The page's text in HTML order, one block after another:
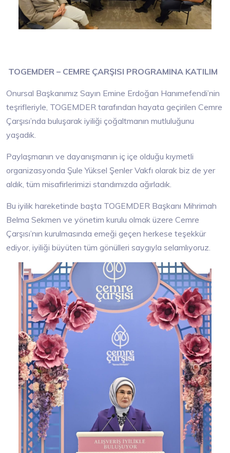
TOGEMDER – CEMRE ÇARŞISI PROGRAMINA KATILIM
Onursal Başkanımız Sayın Emine Erdoğan Hanımefendi’nin
teşrifleriyle, TOGEMDER tarafından hayata geçirilen Cemre
Çarşısı’nda buluşarak iyiliği çoğaltmanın mutluluğunu
yaşadık.
Paylaşmanın ve dayanışmanın iç içe olduğu kıymetli
organizasyonda Şule Yüksel Şenler Vakfı olarak biz de yer
aldık, tüm misafirlerimizi standımızda ağırladık.
Bu iyilik hareketinde başta TOGEMDER Başkanı Mihrimah
Belma Sekmen ve yönetim kurulu olmak üzere Cemre
Çarşısı’nın kurulmasında emeği geçen herkese teşekkür
ediyor, iyiliği büyüten tüm gönülleri saygıyla selamlıyoruz.